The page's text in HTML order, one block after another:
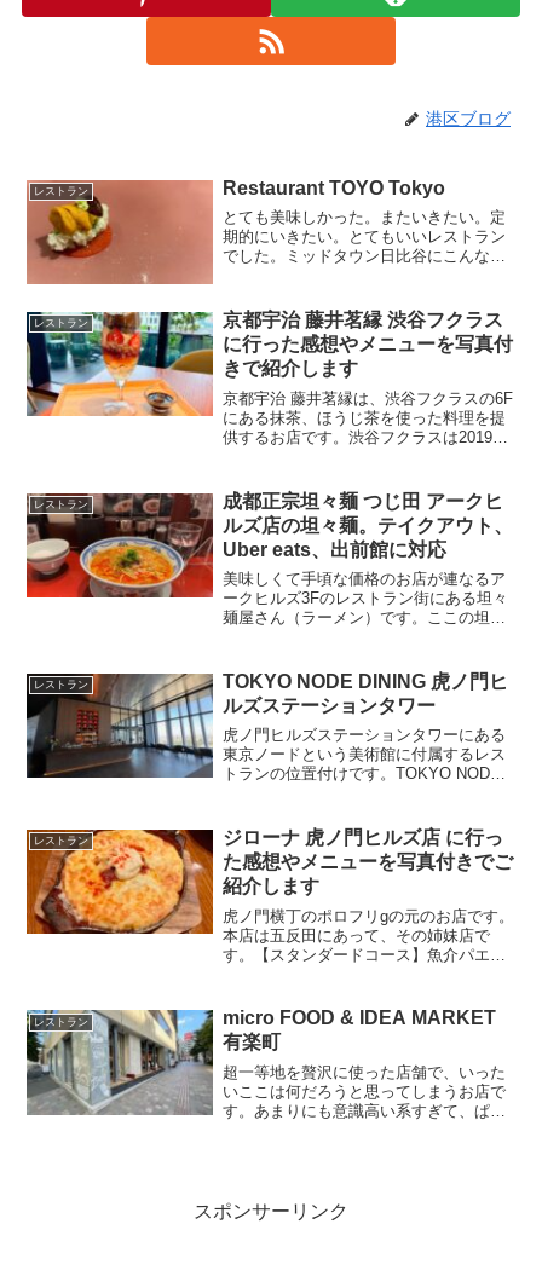
港区ブログ
レストラン Restaurant TOYO Tokyo
とても美味しかった。またいきたい。定
期的にいきたい。とてもいいレストラン
でした。ミッドタウン日比谷にこんな素
ト、食後のドリンクまで一切の隙があり
ませんでした。カウンター...
レストラン
京都宇治 藤井茗縁 渋谷フクラス
に行った感想やメニューを写真付
きで紹介します
京都宇治 藤井茗縁は、渋谷フクラスの6F
にある抹茶、ほうじ茶を使った料理を提
供するお店です。渋谷フクラスは2019年
月26日に渋谷駅と連絡通路で接続されて
行きや...
レストラン
成都正宗坦々麺 つじ田 アークヒ
ルズ店の坦々麺。テイクアウト、
Uber eats、出前館に対応
美味しくて手頃な価格のお店が連なるア
ークヒルズ3Fのレストラン街にある坦々
麺屋さん（ラーメン）です。ここの坦々
４種類のメニュー構成になっています。
辛さは３段階で選べます...
レストラン
TOKYO NODE DINING 虎ノ門ヒ
ルズステーションタワー
虎ノ門ヒルズステーションタワーにある
東京ノードという美術館に付属するレス
トランの位置付けです。TOKYO NODE
ランで、レストランの雰囲気や方向性と
してはホテルレス...
レストラン
ジローナ 虎ノ門ヒルズ店 に行っ
た感想やメニューを写真付きでご
紹介します
虎ノ門横丁のポロフリgの元のお店です。
本店は五反田にあって、その姉妹店で
す。【スタンダードコース】魚介パエリ
パ高いコースです。飲み放題付きで5,000
円のプラン...
レストラン
micro FOOD & IDEA MARKET
有楽町
超一等地を贅沢に使った店舗で、いった
いここは何だろうと思ってしまうお店で
す。あまりにも意識高い系すぎて、ぱっ
スポンサーリンク